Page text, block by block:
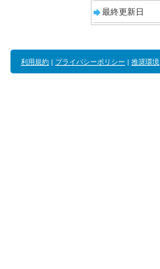
最終更新日
利用規約 | プライバシーポリシー | 推奨環境